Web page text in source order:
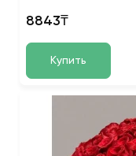
8843₸
Купить